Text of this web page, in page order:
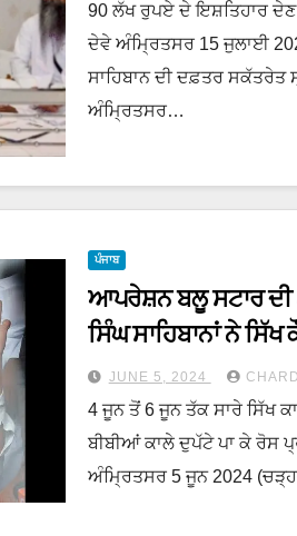
90 ਲੱਖ ਰੁਪਏ ਦੇ ਇਸ਼ਤਿਹਾਰ ਦੇਣ
ਦੇਵੇ ਅੰਮ੍ਰਿਤਸਰ 15 ਜੁਲਾਈ
ਸਾਹਿਬਾਨ ਦੀ ਦਫ਼ਤਰ ਸਕੱਤਰੇਤ
ਅੰਮ੍ਰਿਤਸਰ…
ਪੰਜਾਬ
ਆਪਰੇਸ਼ਨ ਬਲੂ ਸਟਾਰ ਦੀ
ਸਿੰਘ ਸਾਹਿਬਾਨਾਂ ਨੇ ਸਿੱਖ
ਆਦੇਸ਼
JUNE 5, 2024
4 ਜੂਨ ਤੋਂ 6 ਜੂਨ ਤੱਕ ਸਾਰੇ ਸਿੱਖ
ਬੀਬੀਆਂ ਕਾਲੇ ਦੁਪੱਟੇ ਪਾ ਕੇ ਰੋਸ
ਅੰਮ੍ਰਿਤਸਰ 5 ਜੂਨ 2024